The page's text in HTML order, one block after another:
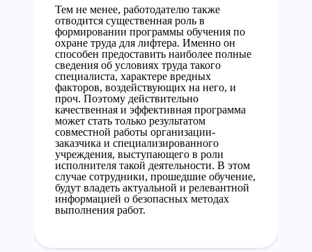
Тем не менее, работодателю также
отводится существенная роль в
формировании программы обучения по
охране труда для лифтера. Именно он
способен предоставить наиболее полные
сведения об условиях труда такого
специалиста, характере вредных
факторов, воздействующих на него, и
проч. Поэтому действительно
качественная и эффективная программа
может стать только результатом
совместной работы организации-
заказчика и специализированного
учреждения, выступающего в роли
исполнителя такой деятельности. В этом
случае сотрудники, прошедшие обучение,
будут владеть актуальной и релевантной
информацией о безопасных методах
выполнения работ.